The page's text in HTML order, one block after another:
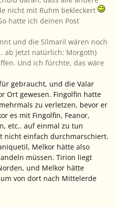
nicht mit Ruhm bekleckert
hatte ich deinen Post
und die Silmaril wären noch
ab jetzt natürlich: Morgoth)
Und ich fürchte, das wäre
gebraucht, und die Valar
Ort gewesen. Fingolfin hatte
zu verletzen, bevor er
es mit Fingolfin, Feanor,
etc.. auf einmal zu tun
nicht einfach durchmarschiert.
Melkor hätte also
müssen. Tirion liegt
und Melkor hätte
von dort nach Mittelerde